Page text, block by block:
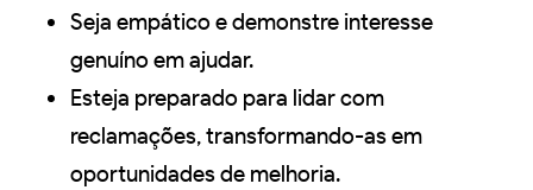
Seja empático e demonstre interesse
genuíno em ajudar.
Esteja preparado para lidar com
reclamações, transformando-as em
oportunidades de melhoria.